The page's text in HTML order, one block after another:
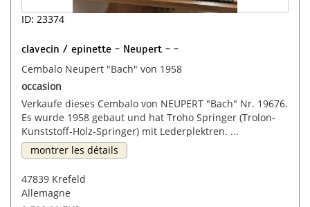
ID: 23374
clavecin / epinette - Neupert - -
Cembalo Neupert "Bach" von 1958
occasion
Verkaufe dieses Cembalo von NEUPERT "Bach" Nr. 19676.
Es wurde 1958 gebaut und hat Troho Springer (Trolon-
Kunststoff-Holz-Springer) mit Lederplektren. ...
montrer les détails
47839 Krefeld
Allemagne